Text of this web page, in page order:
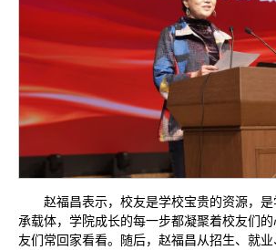
赵福昌表示，校友是学校宝贵的资源，
承载体，学院成长的每一步都凝聚着校友们
友们常回家看看。随后，赵福昌从招生、就